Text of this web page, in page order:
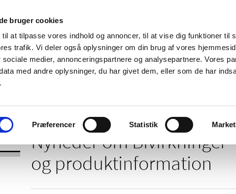
bruger cookies
at tilpasse vores indhold og annoncer, til at vise dig funktioner til
trafik. Vi deler også oplysninger om din brug af vores
sociale medier, annonceringspartnere og analysepartnere. Vores
med andre oplysninger, du har givet dem, eller som de har
Præferencer Statistik
Nyheder Om os Kontakt
og
Tilskud og
Apoteker og salg af
Nyheder om Bivirkninger
og produktinformation